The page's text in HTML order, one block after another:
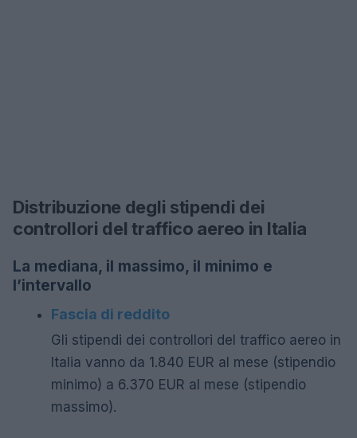
Distribuzione degli stipendi dei
controllori del traffico aereo in Italia
La mediana, il massimo, il minimo e
l’intervallo
Fascia di reddito
Gli stipendi dei controllori del traffico aereo in
Italia vanno da 1.840 EUR al mese (stipendio
minimo) a 6.370 EUR al mese (stipendio
massimo).